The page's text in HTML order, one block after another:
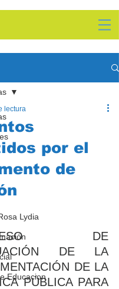
Lydia
Educacion
por el
de
lectura
DE
DE LA
DE LA
PÚBLICA PARA